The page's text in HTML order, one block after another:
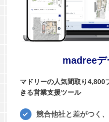
madreeデ
マドリーの人気間取り4,800
きる営業支援ツール
競合他社と差がつく